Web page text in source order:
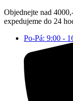
Přejít
k
Objednejte nad
expedujeme do 24
Po-Pá: 9:00 -